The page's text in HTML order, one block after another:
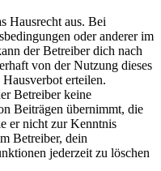
Hausrecht aus. Bei
oder anderer im
der Betreiber dich nach
von der Nutzung dieses
erteilen.
Betreiber keine
Beiträgen übernimmt, die
er nicht zur Kenntnis
Betreiber, dein
jederzeit zu löschen